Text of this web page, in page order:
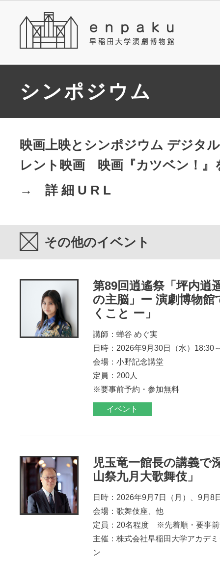
シンポジウム
映画上映とシンポジウム デジタ
レント映画 映画『カツベン！』
→ 詳 細 U R L
その他のイベント
第89回逍遙祭「坪内逍
の主脳」ー 演劇博物館
くこと ー」
講師：蝉谷 めぐ実
日時：2026年9月30日（水）18:30
会場：小野記念講堂
定員：200人
※要事前予約・参加無料
イベント
児玉竜一館長の講義で
山祭九月大歌舞伎」
日時：2026年9月7日（月）、9月8
会場：歌舞伎座、他
定員：20名程度 ※先着順・要事前
主催：株式会社早稲田大学アカデ
ン